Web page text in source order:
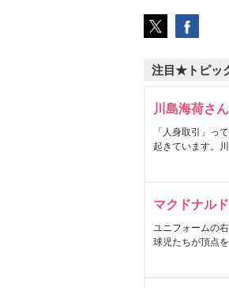
注目★トピッ
川島海荷さ
「人身取引」っ
起きています。
マクドナル
ユニフォームの
球児たちが頂点